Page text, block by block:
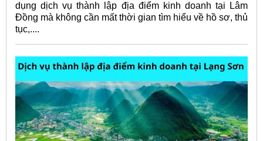
dụng dịch vụ thành lập địa điểm kinh doanh tại Lâm
Đồng mà không cần mất thời gian tìm hiểu về hồ sơ, thủ
tục,....